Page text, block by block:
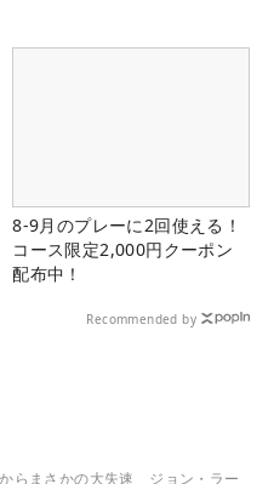
8-9月のプレーに2回使える！
コース限定2,000円クーポン
配布中！
Recommended by
らまさかの大失速 ジョン・ラー